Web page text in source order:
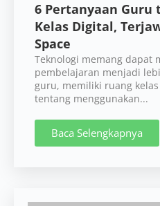
6 Pertanyaan Guru
Kelas Digital,
Space
Teknologi memang dapat
pembelajaran menjadi
guru, memiliki ruang
tentang menggunakan...
Baca Selengkapnya